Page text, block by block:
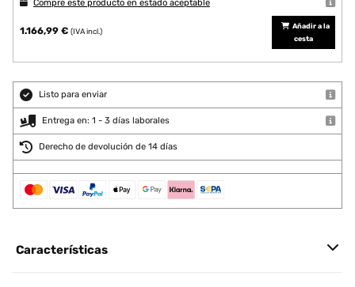
Compre este producto en estado aceptable
1.166,99 € (IVA incl.)
Añadir a la
cesta
Listo para enviar
Entrega en: 1 - 3 días laborales
Derecho de devolución de 14 días
Características